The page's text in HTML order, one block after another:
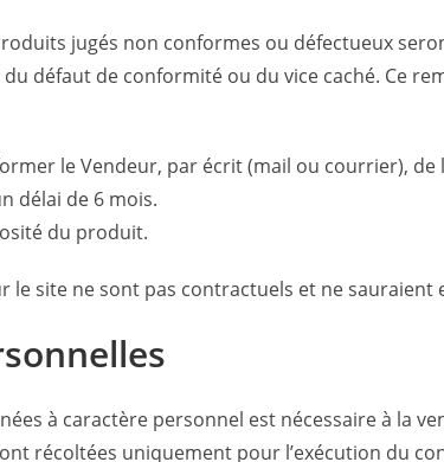
jugés non conformes ou défectueux
défaut de conformité ou du vice caché. Ce
le Vendeur, par écrit (mail ou courrier),
délai de 6 mois.
du produit.
le site ne sont pas contractuels et ne sauraient
à caractère personnel est nécessaire à la
récoltées uniquement pour l’exécution du